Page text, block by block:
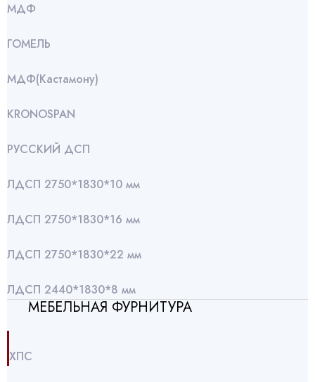
МДФ
ГОМЕЛЬ
МДФ(Кастамону)
KRONOSPAN
РУССКИЙ ДСП
ЛДСП 2750*1830*10 мм
ЛДСП 2750*1830*16 мм
ЛДСП 2750*1830*22 мм
ЛДСП 2440*1830*8 мм
МЕБЕЛЬНАЯ ФУРНИТУРА
ХПС